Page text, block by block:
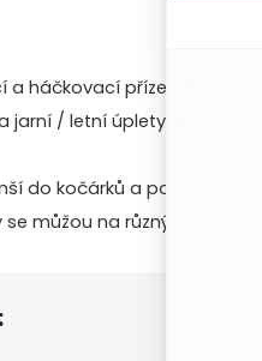
a háčkovací příze z
/ letní úplety jako jsou
do kočárků a postýlek.
můžou na různých